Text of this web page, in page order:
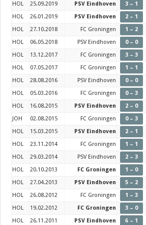
HOL
25.09.2019 PSV Eindhoven 3 – 1
HOL
26.01.2019 PSV Eindhoven 2 – 1
HOL
27.10.2018 FC Groningen 1 – 2
HOL
06.05.2018 PSV Eindhoven 0 – 0
HOL
13.12.2017 FC Groningen 3 – 3
HOL
07.05.2017 FC Groningen 1 – 1
HOL
28.08.2016 PSV Eindhoven 0 – 0
HOL
05.03.2016 FC Groningen 0 – 3
HOL
16.08.2015 PSV Eindhoven 2 – 0
JOH
02.08.2015 FC Groningen 0 – 3
HOL
15.03.2015 PSV Eindhoven 2 – 1
HOL
23.11.2014 FC Groningen 1 – 1
HOL
29.03.2014 PSV Eindhoven 2 – 3
HOL
20.10.2013 FC Groningen 1 – 0
HOL
27.04.2013 PSV Eindhoven 5 – 2
HOL
26.08.2012 FC Groningen 1 – 3
HOL
19.02.2012 FC Groningen 3 – 0
HOL
26.11.2011 PSV Eindhoven 6 – 1